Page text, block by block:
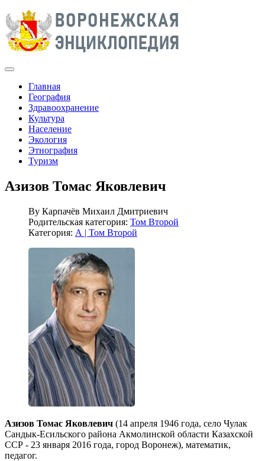
Главная
География
Здравоохранение
Культура
Население
Экология
Этнография
Туризм
Азизов Томас Яковлевич
By Карпачёв Михаил Дмитриевич
Родительская категория: Том Второй
Категория: А | Том Второй
Азизов Томас Яковлевич (14 апреля 1946 года, село Чулак
Сандык-Есильского района Акмолинской области Казахской
ССР - 23 января 2016 года, город Воронеж), математик,
педагог.